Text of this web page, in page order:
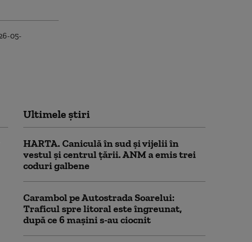
Ultimele știri
HARTA. Caniculă în sud și vijelii în
vestul și centrul țării. ANM a emis trei
coduri galbene
Carambol pe Autostrada Soarelui:
Traficul spre litoral este îngreunat,
după ce 6 mașini s-au ciocnit